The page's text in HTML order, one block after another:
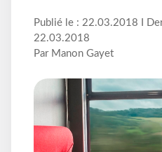
Publié le : 22.03.2018 I
22.03.2018
Par Manon Gayet